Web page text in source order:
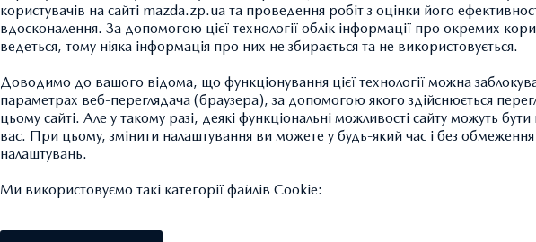
користувачів на сайті mazda.zp.ua та проведення робіт з оцінки його
вдосконалення. За допомогою цієї технології облік інформації про окремих
ведеться, тому ніяка інформація про них не збирається та не використовується.
Доводимо до вашого відома, що функціонування цієї технології можна
параметрах веб-переглядача (браузера), за допомогою якого здійснюється
цьому сайті. Але у такому разі, деякі функціональні можливості сайту можуть
вас. При цьому, змінити налаштування ви можете у будь-який час і без обмеження
налаштувань.
Ми використовуємо такі категорії файлів Cookie: